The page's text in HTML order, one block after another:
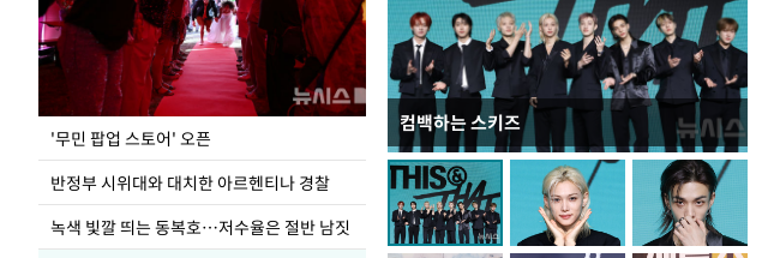
'무민 팝업 스토어' 오픈
반정부 시위대와 대치한 아르헨티나 경찰
녹색 빛깔 띄는 동복호…저수율은 절반 남짓
컴백하는 스키즈
지석천 뒤덮은 개구리밥